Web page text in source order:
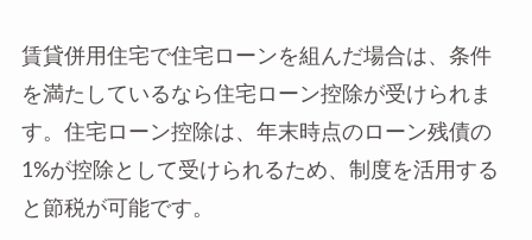
賃貸併用住宅で住宅ローンを組んだ場合は、条件
を満たしているなら住宅ローン控除が受けられま
す。住宅ローン控除は、年末時点のローン残債の
1%が控除として受けられるため、制度を活用する
と節税が可能です。